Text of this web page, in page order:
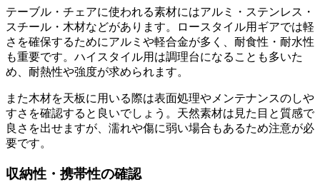
テーブル・チェアに使われる素材にはアルミ・ステンレス・
スチール・木材などがあります。ロースタイル用ギアでは軽
さを確保するためにアルミや軽合金が多く、耐食性・耐水性
も重要です。ハイスタイル用は調理台になることも多いた
め、耐熱性や強度が求められます。
また木材を天板に用いる際は表面処理やメンテナンスのしや
すさを確認すると良いでしょう。天然素材は見た目と質感で
良さを出せますが、濡れや傷に弱い場合もあるため注意が必
要です。
収納性・携帯性の確認